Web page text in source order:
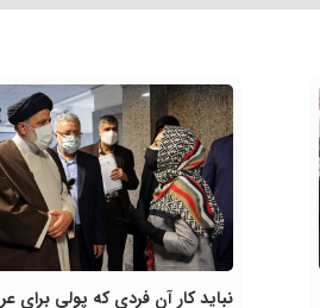
نباید کار آن فردی که پولی برای